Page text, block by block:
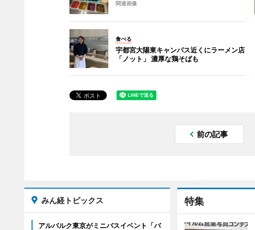
関連画像
食べる
宇都宮大陽東キャンパス近くにラーメン店
「ノット」 濃厚な鶏そばも
前の記事
特集
みん経トピックス
アルバルク東京がミニバスイベント「バ